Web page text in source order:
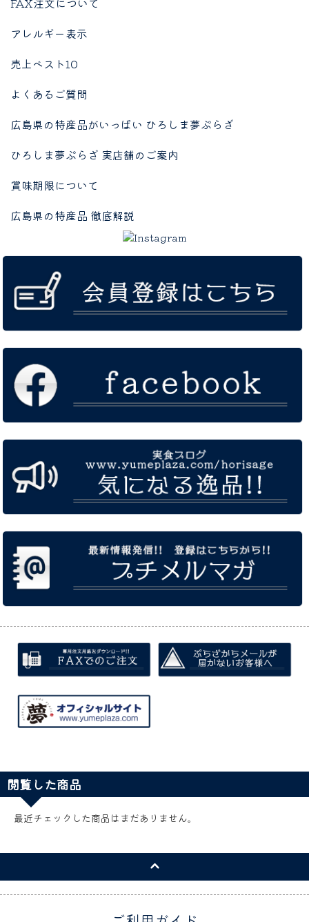
アレルギー表示
売上ベスト10
よくあるご質問
広島県の特産品がいっぱい ひろしま夢ぷらざ
ひろしま夢ぷらざ 実店舗のご案内
賞味期限について
広島県の特産品 徹底解説
閲覧した商品
最近チェックした商品はまだありません。